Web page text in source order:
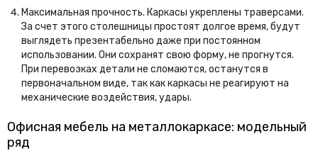
Максимальная прочность. Каркасы укреплены траверсами.
За счет этого столешницы простоят долгое время, будут
выглядеть презентабельно даже при постоянном
использовании. Они сохранят свою форму, не прогнутся.
При перевозках детали не сломаются, останутся в
первоначальном виде, так как каркасы не реагируют на
механические воздействия, удары.
Офисная мебель на металлокаркасе: модельный
ряд